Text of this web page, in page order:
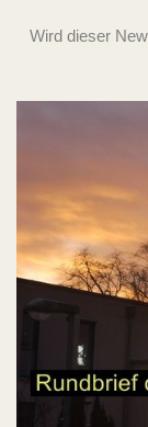
Wird dieser